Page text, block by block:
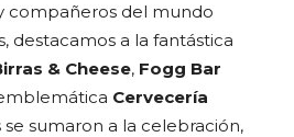
compañeros del mundo
destacamos a la fantástica
& Cheese, Fogg Bar
Cervecería
se sumaron a la celebración,